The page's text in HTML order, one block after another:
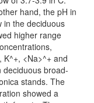
hand, the pH in
in the deciduous
higher range
K^+, <Na>^+ and
deciduous broad-
stands. The
showed a